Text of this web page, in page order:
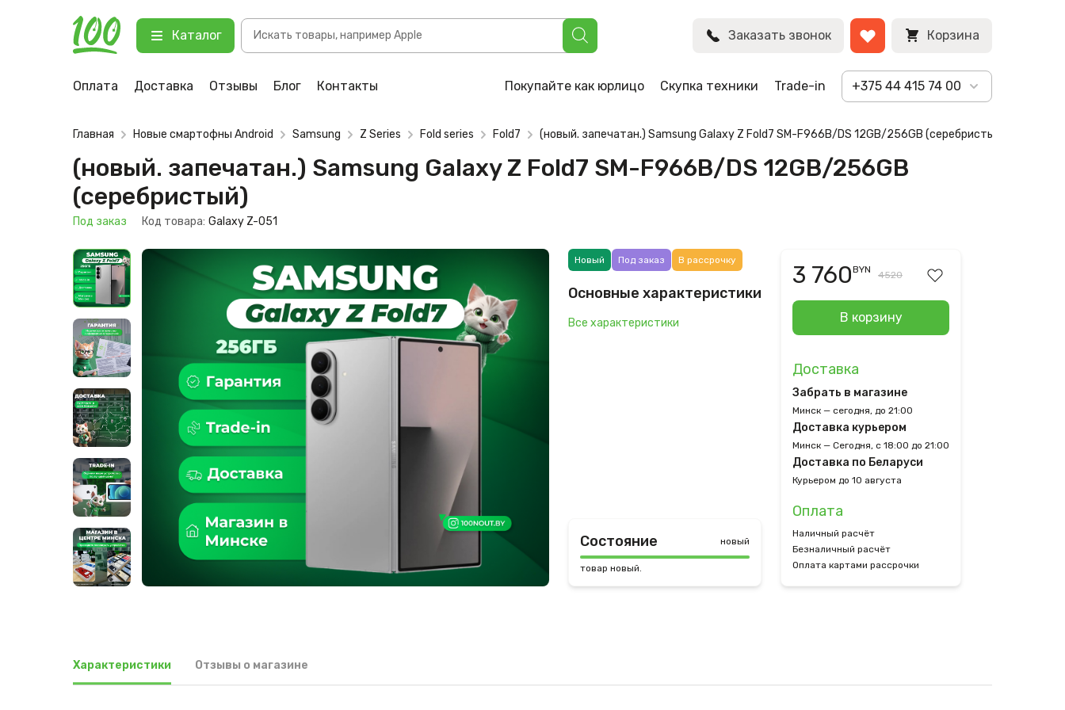
Каталог
Поиск
товаров
Заказать звонок Корзина
Оплата Доставка Отзывы Блог Контакты Покупайте как юрлицо Скупка техники Trade-in +375 44 415 74 00
(новый. запечатан.) Samsung Galaxy Z Fold7 SM-F966B/DS 12GB/256GB (серебристый)
123 Под заказ
BYN
Главная Новые смартофны Android Samsung Z Series Fold series Fold7 (новый. запечатан.) Samsung Galaxy Z Fold7 SM-F966B/DS 12GB/256GB (серебристый)
(новый. запечатан.) Samsung Galaxy Z Fold7 SM-F966B/DS 12GB/256GB
(серебристый)
Под заказ Код товара: Galaxy Z-051
Новый Под заказ В рассрочку
Основные характеристики
Все характеристики
Состояние новый
товар новый.
3 760BYN 4520
В корзину
Доставка
Забрать в магазине
Минск — сегодня, до 21:00
Доставка курьером
Минск — Сегодня, с 18:00 до 21:00
Доставка по Беларуси
Курьером до 10 августа
Оплата
Наличный расчёт
Безналичный расчёт
Оплата картами рассрочки
Характеристики Отзывы о магазине